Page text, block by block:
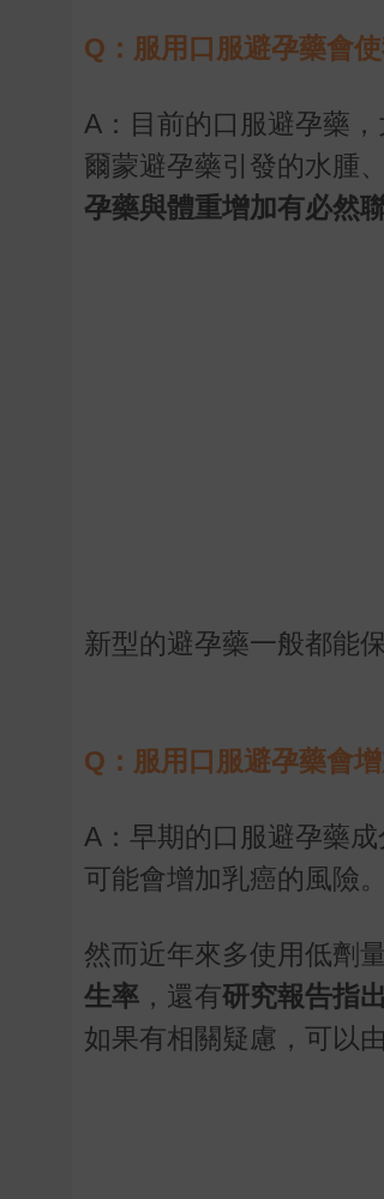
Q：服用口服避孕藥會
A：目前的口服避孕藥
爾蒙避孕藥引發的水腫
孕藥與體重增加有必然
新型的避孕藥一般都能
Q：服用口服避孕藥會
A：早期的口服避孕藥
可能會增加乳癌的風險。
然而近年來多使用低劑
生率 ，還有研究報告指
如果有相關疑慮，可以